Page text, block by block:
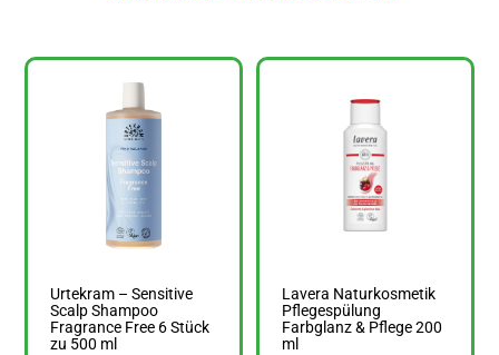
Urtekram – Sensitive
Scalp Shampoo
Fragrance Free 6 Stück
zu 500 ml
Lavera Naturkosmetik
Pflegespülung
Farbglanz & Pflege 200
ml